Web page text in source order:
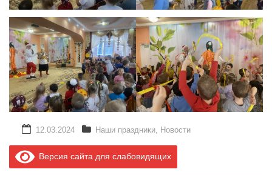
12.03.2024 Наши праздники, Новости
Версия сайта для слабовидящих